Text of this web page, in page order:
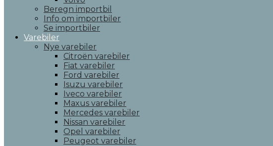
Beregn importbil
Info om importbiler
Se importbiler
Varebiler
Nye varebiler
Citroën varebiler
Fiat varebiler
Ford varebiler
Isuzu varebiler
Iveco varebiler
Maxus varebiler
Mercedes varebiler
Nissan varebiler
Opel varebiler
Peugeot varebiler